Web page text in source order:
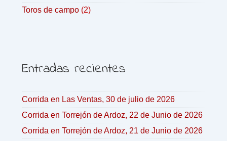
Toros de campo (2)
Entradas recientes
Corrida en Las Ventas, 30 de julio de 2026
Corrida en Torrejón de Ardoz, 22 de Junio de 2026
Corrida en Torrejón de Ardoz, 21 de Junio de 2026